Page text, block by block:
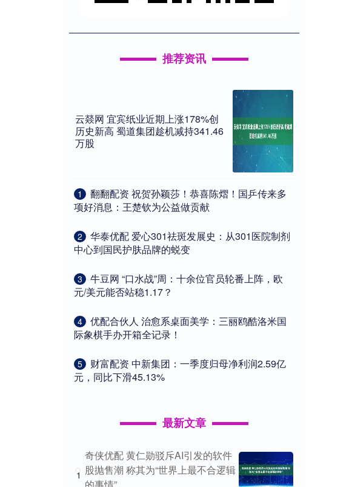
推荐资讯
云燚网 宜宾纸业近期上涨178%创
历史新高 蜀道集团趁机减持341.46
万股
1
​翻翻配资 祝贺孙颖莎！恭喜陈熠！国乒传来多
项好消息：王楚钦为公益做贡献
2
​华泰优配 爱心301祛斑发展史：从301医院制剂
中心到国民护肤品牌的蜕变
3
​牛豆网 “口水战”周：十余位官员轮番上阵，欧
元/美元能否站稳1.17？
4
​优配合伙人 治愈系桌面美学：三丽鸥酷洛米国
际象棋手办开箱全记录！
5
​财富配资 中新集团：一季度归母净利润2.59亿
元，同比下滑45.13%
最新文章
1
奇侠优配 黄仁勋驳斥AI引发的软件
股抛售潮 称其为“世界上最不合逻辑